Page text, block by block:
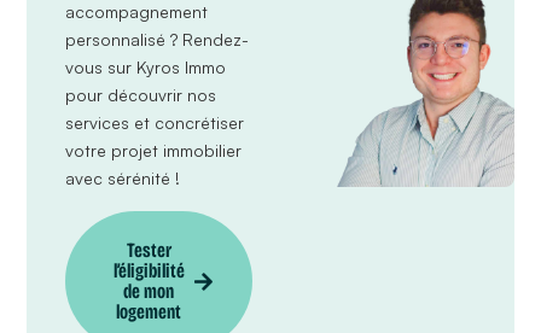
accompagnement
personnalisé ? Rendez-
vous sur Kyros Immo
pour découvrir nos
services et concrétiser
votre projet immobilier
avec sérénité !
Tester
l’éligibilité
de mon
logement